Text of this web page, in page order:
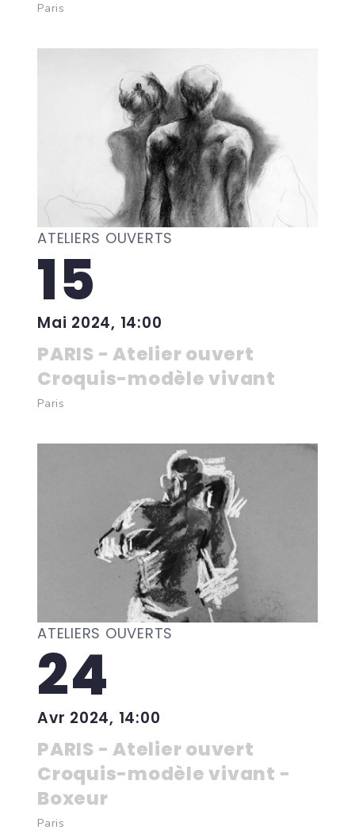
Paris
ATELIERS OUVERTS
15
Mai 2024, 14:00
PARIS - Atelier ouvert
Croquis-modèle vivant
Paris
ATELIERS OUVERTS
24
Avr 2024, 14:00
PARIS - Atelier ouvert
Croquis-modèle vivant -
Boxeur
Paris